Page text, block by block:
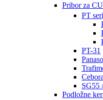
Pribor za
PT
PT-31
SG55
Podložne